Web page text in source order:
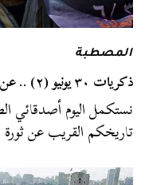
المصطبة
ذكريات ٣٠ يونيو (٢) .. عن أي ديمقراطية تتحدثون
نستكمل اليوم أصدقائي
تاريخكم القريب عن ثورة ٣٠ يونيو…